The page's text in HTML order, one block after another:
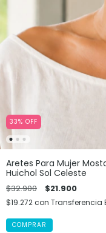
33% OFF
Aretes Para Mujer
Huichol Sol Celeste
$32.900 $21.900
$19.272con Transferencia